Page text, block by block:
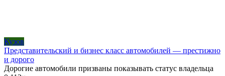
Кузов
Представительский и бизнес класс автомобилей — престижно
и дорого
Дорогие автомобили призваны показывать статус владельца